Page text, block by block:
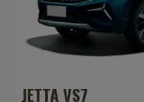
JETTA VS7